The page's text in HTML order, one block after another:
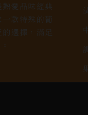
愛品味經典
款特殊的葡
選擇，滿足